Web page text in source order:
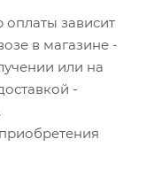
оплаты зависит
в магазине -
или на
-